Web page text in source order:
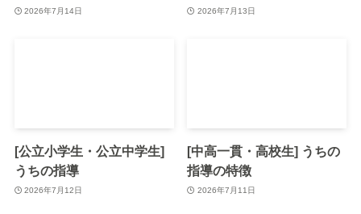
2026年7月14日 2026年7月13日
[公立小学生・公立中学生]
うちの指導
2026年7月12日
[中高一貫・高校生] うちの
指導の特徴
2026年7月11日